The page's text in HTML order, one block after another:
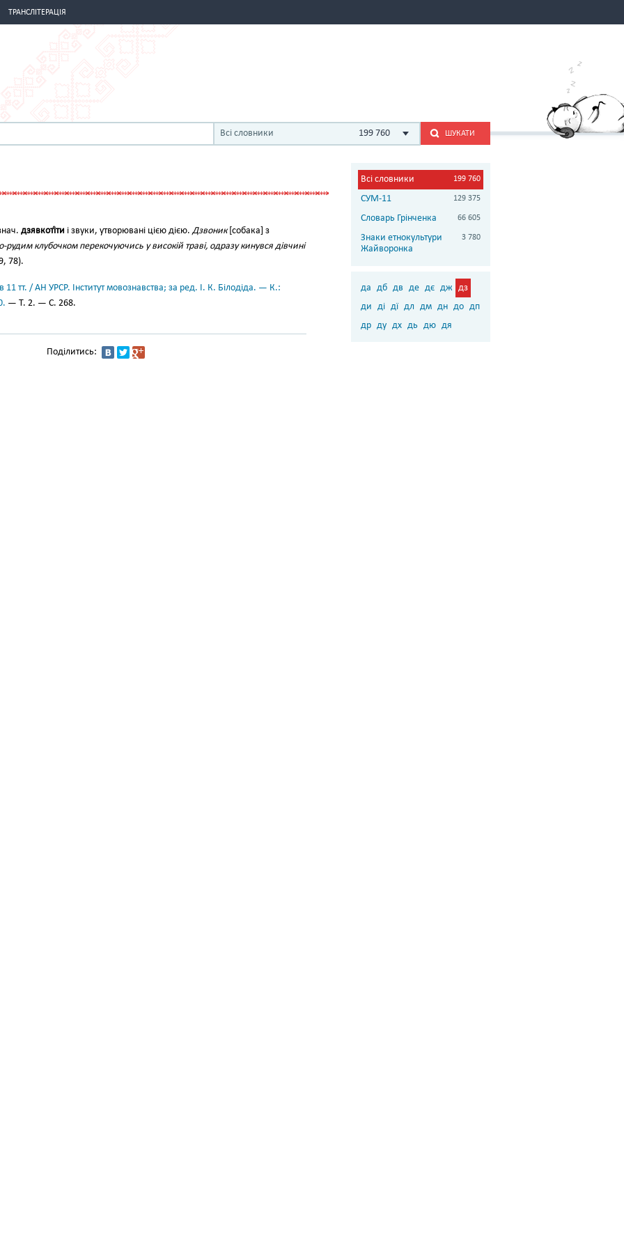
ТРАНСЛІТЕРАЦІЯ
Всі словники 199 760 ШУКАТИ
дзявкоті́ти і звуки, утворювані цією дією.Дзвоник[собака] з
рудим клубочком перекочуючись у високій траві, одразу кинувся дівчині
78).
11 тт. / АН УРСР. Інститут мовознавства; за ред. І. К. Білодіда. — К.:
— Т. 2. — С. 268.
Поділитись:
Всі словники 199 760
СУМ-11 129 375
Словарь Грінченка 66 605
Знаки етнокультури
Жайворонка
3 780
да дб дв де дє дж дз
ди ді дї дл дм дн до дп
др ду дх дь дю дя